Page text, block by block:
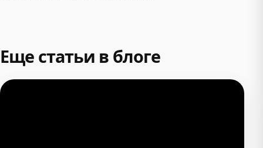
Еще статьи в блоге